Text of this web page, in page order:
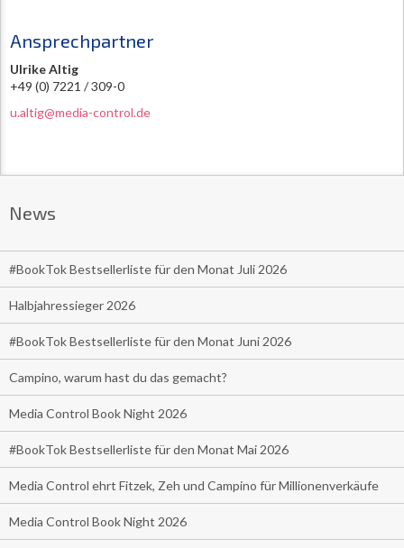
Ansprechpartner
Ulrike Altig
+49 (0) 7221 / 309-0
u.altig@media-control.de
News
#BookTok Bestsellerliste für den Monat Juli 2026
Halbjahressieger 2026
#BookTok Bestsellerliste für den Monat Juni 2026
Campino, warum hast du das gemacht?
Media Control Book Night 2026
#BookTok Bestsellerliste für den Monat Mai 2026
Media Control ehrt Fitzek, Zeh und Campino für Millionenverkäufe
Media Control Book Night 2026